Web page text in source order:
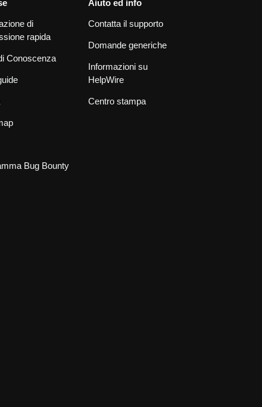
di
rapida
Conoscenza
Bug Bounty
Aiuto ed info
Contatta il supporto
Domande generiche
Informazioni su
HelpWire
Centro stampa